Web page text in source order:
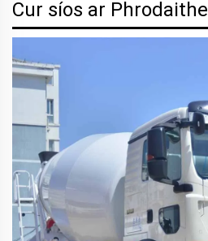
Cur síos ar Phrodaithe